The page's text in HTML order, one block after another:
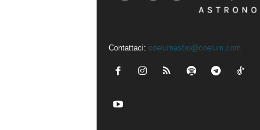
Contattaci: coelumastro@coelum.com